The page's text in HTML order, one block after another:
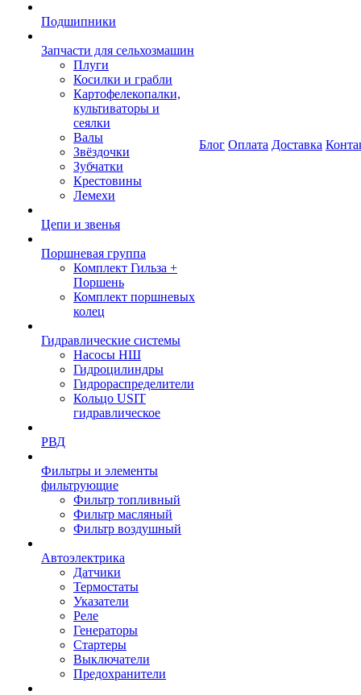
Подшипники
Запчасти для сельхозмашин
Плуги
Косилки и грабли
Картофелекопалки,
культиваторы и
сеялки
Валы
Звёздочки
Зубчатки
Крестовины
Лемехи
Цепи и звенья
Поршневая группа
Комплект Гильза +
Поршень
Комплект поршневых
колец
Гидравлические системы
Насосы НШ
Гидроцилиндры
Гидрораспределители
Кольцо USIT
гидравлическое
РВД
Фильтры и элементы
фильтрующие
Фильтр топливный
Фильтр масляный
Фильтр воздушный
Автоэлектрика
Датчики
Термостаты
Указатели
Реле
Генераторы
Стартеры
Выключатели
Предохранители
Блог Оплата Доставка